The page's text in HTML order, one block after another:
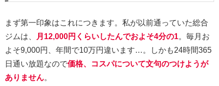
まず第一印象はこれにつきます。私が以前通っていた総合
ジムは、
月12,000円くらいしたんでおよそ4分の1。毎月お
よそ9,000円、年間で10万円違います…。しかも24時間365
日通い放題なので価格、コスパについて文句のつけようが
ありません。